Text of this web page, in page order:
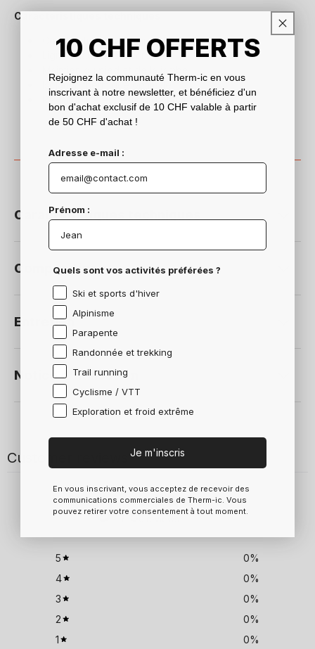
Caractéristiques techniques
Construction fine et ajustement optimal
Ligne chauffante discrète
Isolation thermique optimale
Respirabilité et gestion de l'humidité
Caractéristiques techniques
Composition
Entretien
Notice d'utilisation
Customer reviews
0 / 5
5 0%
4
0%
3
0%
2
0%
1
0%
10 CHF OFFERTS
Rejoignez la communauté Therm-ic en vous
inscrivant à notre newsletter, et bénéficiez d'un
bon d'achat exclusif de 10 CHF valable à partir
de 50 CHF d'achat !
Adresse e-mail :
Prénom :
Quels sont vos activités préférées ?
Ski et sports d'hiver
Alpinisme
Parapente
Randonnée et trekking
Trail running
Cyclisme / VTT
Exploration et froid extrême
Je m'inscris
En vous inscrivant, vous acceptez de recevoir des
communications commerciales de Therm-ic. Vous
pouvez retirer votre consentement à tout moment.